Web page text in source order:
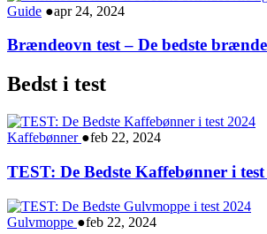
Guide ●apr 24, 2024
Brændeovn test – De bedste
Bedst i test
Kaffebønner ●feb 22, 2024
TEST: De Bedste Kaffebønner i
Gulvmoppe ●feb 22, 2024